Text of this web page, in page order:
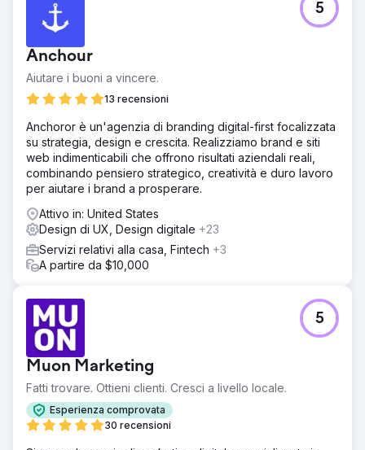
Anchour
Aiutare i buoni a vincere.
13 recensioni
5
Anchoror è un'agenzia di branding digital-first focalizzata
su strategia, design e crescita. Realizziamo brand e siti
web indimenticabili che offrono risultati aziendali reali,
combinando pensiero strategico, creatività e duro lavoro
per aiutare i brand a prosperare.
Attivo in: United States
Design di UX, Design digitale +23
Servizi relativi alla casa, Fintech +3
A partire da $10,000
Muon Marketing
Fatti trovare. Ottieni clienti. Cresci a livello locale.
Esperienza comprovata
30 recensioni
5